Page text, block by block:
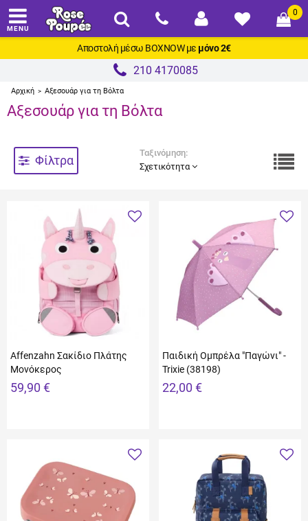
Αποστολή μέσω BOXNOWμε μόνο 2€
MENU
0
210 4170085
Αρχική > Αξεσουάρ για τη Βόλτα
Αξεσουάρ για τη Βόλτα
Φίλτρα
Ταξινόμηση:
Σχετικότητα
Affenzahn Σακίδιο Πλάτης
Μονόκερος
59,90 €
Παιδική Ομπρέλα "Παγώνι" -
Trixie (38198)
22,00 €